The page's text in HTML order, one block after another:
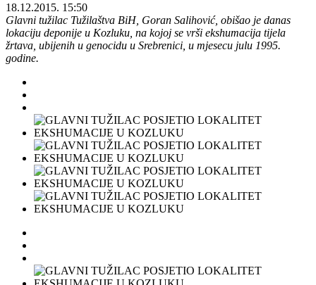
18.12.2015. 15:50
Glavni tužilac Tužilaštva BiH, Goran Salihović, obišao je danas
lokaciju deponije u Kozluku, na kojoj se vrši ekshumacija tijela
žrtava, ubijenih u genocidu u Srebrenici, u mjesecu julu 1995.
godine.